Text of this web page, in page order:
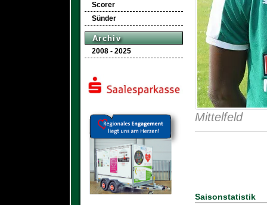
Scorer
Sünder
Archiv
2008 - 2025
Mittelfeld
Saisonstatistik